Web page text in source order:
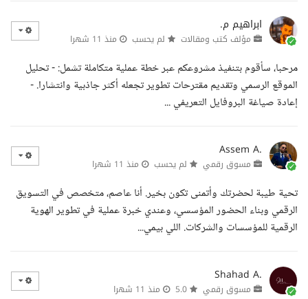
ابراهيم م.
مؤلف كتب ومقالات لم يحسب منذ 11 شهرا
مرحبا، سأقوم بتنفيذ مشروعكم عبر خطة عملية متكاملة تشمل: - تحليل
الموقع الرسمي وتقديم مقترحات تطوير تجعله أكثر جاذبية وانتشارا. -
إعادة صياغة البروفايل التعريفي ...
Assem A.
مسوق رقمي لم يحسب منذ 11 شهرا
تحية طيبة لحضرتك وأتمنى تكون بخير. أنا عاصم، متخصص في التسويق
الرقمي وبناء الحضور المؤسسي، وعندي خبرة عملية في تطوير الهوية
الرقمية للمؤسسات والشركات. اللي بيمي...
Shahad A.
مسوق رقمي منذ 11 شهرا